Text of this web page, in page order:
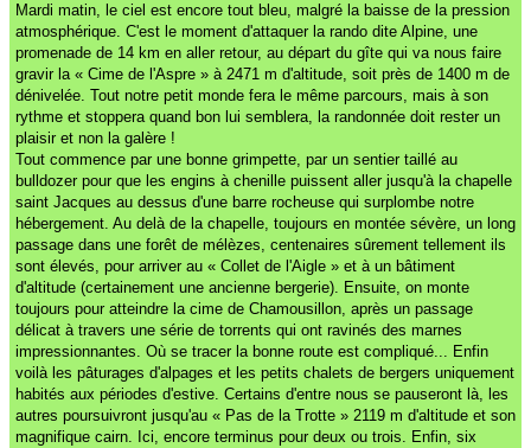
Mardi matin, le ciel est encore tout bleu, malgré la baisse de la pression
atmosphérique. C'est le moment d'attaquer la rando dite Alpine, une
promenade de 14 km en aller retour, au départ du gîte qui va nous faire
gravir la « Cime de l'Aspre » à 2471 m d'altitude, soit près de 1400 m de
dénivelée. Tout notre petit monde fera le même parcours, mais à son
rythme et stoppera quand bon lui semblera, la randonnée doit rester un
plaisir et non la galère !
Tout commence par une bonne grimpette, par un sentier taillé au
bulldozer pour que les engins à chenille puissent aller jusqu'à la chapelle
saint Jacques au dessus d'une barre rocheuse qui surplombe notre
hébergement. Au delà de la chapelle, toujours en montée sévère, un long
passage dans une forêt de mélèzes, centenaires sûrement tellement ils
sont élevés, pour arriver au « Collet de l'Aigle » et à un bâtiment
d'altitude (certainement une ancienne bergerie). Ensuite, on monte
toujours pour atteindre la cime de Chamousillon, après un passage
délicat à travers une série de torrents qui ont ravinés des marnes
impressionnantes. Où se tracer la bonne route est compliqué... Enfin
voilà les pâturages d'alpages et les petits chalets de bergers uniquement
habités aux périodes d'estive. Certains d'entre nous se pauseront là, les
autres poursuivront jusqu'au « Pas de la Trotte » 2119 m d'altitude et son
magnifique cairn. Ici, encore terminus pour deux ou trois. Enfin, six